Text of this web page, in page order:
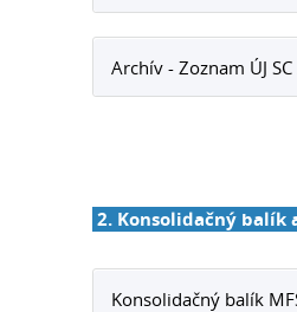
Archív - Zoznam ÚJ
2. Konsolidačný balík
Konsolidačný balík